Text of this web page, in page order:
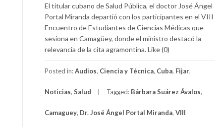
El titular cubano de Salud Pública, el doctor José Ángel
Portal Miranda departió con los participantes en el VIII
Encuentro de Estudiantes de Ciencias Médicas que
sesiona en Camagüey, donde el ministro destacó la
relevancia de la cita agramontina. Like (0)
Posted in:Audios, Ciencia y Técnica, Cuba, Fijar,
Noticias, Salud Tagged: Bárbara Suárez Ávalos,
Camaguey, Dr. José Ángel Portal Miranda, VIII